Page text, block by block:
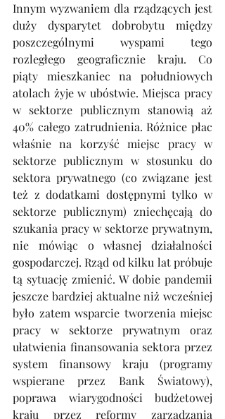
Innym wyzwaniem dla rządzących jest
duży dysparytet dobrobytu między
poszczególnymi wyspami tego
rozległego geograficznie kraju. Co
piąty mieszkaniec na południowych
atolach żyje w ubóstwie. Miejsca pracy
w sektorze publicznym stanowią aż
40% całego zatrudnienia. Różnice płac
właśnie na korzyść miejsc pracy w
sektorze publicznym w stosunku do
sektora prywatnego (co związane jest
też z dodatkami dostępnymi tylko w
sektorze publicznym) zniechęcają do
szukania pracy w sektorze prywatnym,
nie mówiąc o własnej działalności
gospodarczej. Rząd od kilku lat próbuje
tą sytuację zmienić. W dobie pandemii
jeszcze bardziej aktualne niż wcześniej
było zatem wsparcie tworzenia miejsc
pracy w sektorze prywatnym oraz
ułatwienia finansowania sektora przez
system finansowy kraju (programy
wspierane przez Bank Światowy),
poprawa wiarygodności budżetowej
kraju przez reformy zarządzania